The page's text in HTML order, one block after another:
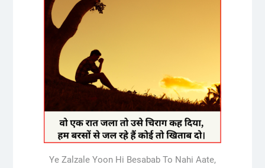
Ye Zalzale Yoon Hi Besabab To Nahi Aate,